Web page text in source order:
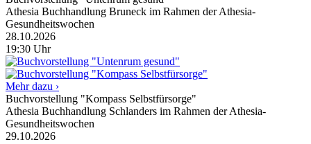
Athesia Buchhandlung Bruneck im Rahmen der Athesia-
Gesundheitswochen
28.10.2026
19:30 Uhr
Mehr dazu ›
Buchvorstellung "Kompass Selbstfürsorge"
Athesia Buchhandlung Schlanders im Rahmen der Athesia-
Gesundheitswochen
29.10.2026